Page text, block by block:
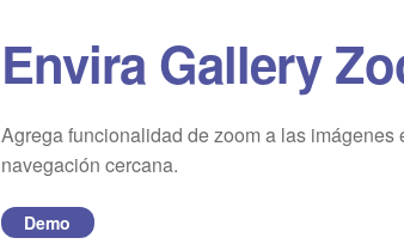
Envira Gallery
Agrega funcionalidad de zoom a las imágenes
navegación cercana.
Demo